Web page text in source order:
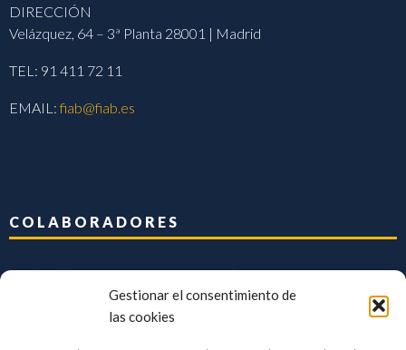
Gestionar el consentimiento de
las cookies
DIRECCIÓN
Velázquez, 64 – 3ª Planta 28001 | Madrid
TEL: 91 411 72 11
EMAIL:fiab@fiab.es
COLABORADORES